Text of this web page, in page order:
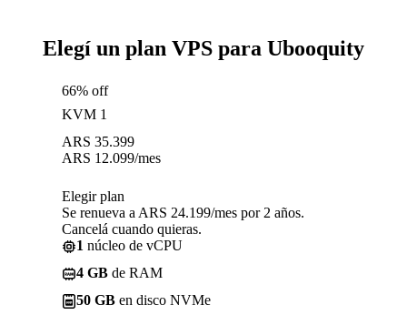
Elegí un plan VPS para Ubooquity
66% off
KVM 1
ARS 35.399
ARS 12.099/mes
Elegir plan
Se renueva a ARS 24.199/mes por 2 años.
Cancelá cuando quieras.
1 núcleo de vCPU
4 GB de RAM
50 GB en disco NVMe